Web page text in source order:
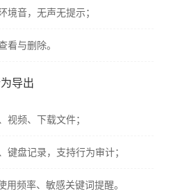
境音，无声无提示；
看与删除。
导出
视频、下载文件；
键盘记录，支持行为审计；
频率、敏感关键词提醒。